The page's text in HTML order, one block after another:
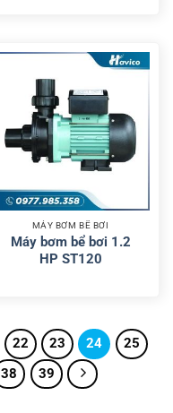
MÁY BƠM BỂ BƠI
Máy bơm bể bơi 1.2
HP ST120
22 23 24
25
38 39